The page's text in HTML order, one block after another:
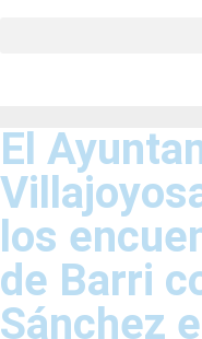
El
los
de Barri
Sánchez